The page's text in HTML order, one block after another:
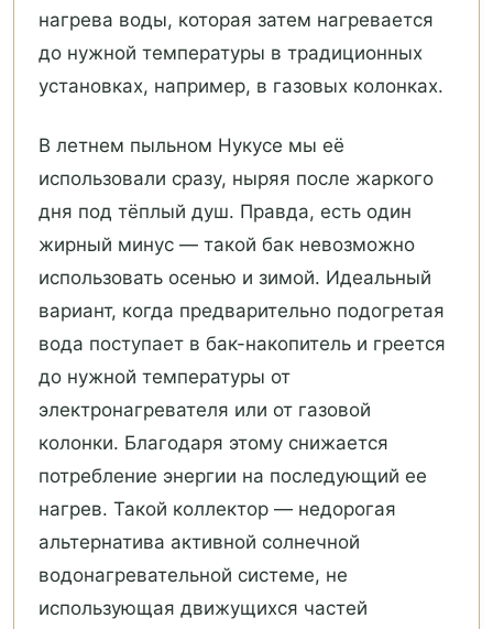
нагрева воды, которая затем нагревается
до нужной температуры в традиционных
установках, например, в газовых колонках.
В летнем пыльном Нукусе мы её
использовали сразу, ныряя после жаркого
дня под тёплый душ. Правда, есть один
жирный минус — такой бак невозможно
использовать осенью и зимой. Идеальный
вариант, когда предварительно подогретая
вода поступает в бак-накопитель и греется
до нужной температуры от
электронагревателя или от газовой
колонки. Благодаря этому снижается
потребление энергии на последующий ее
нагрев. Такой коллектор — недорогая
альтернатива активной солнечной
водонагревательной системе, не
использующая движущихся частей